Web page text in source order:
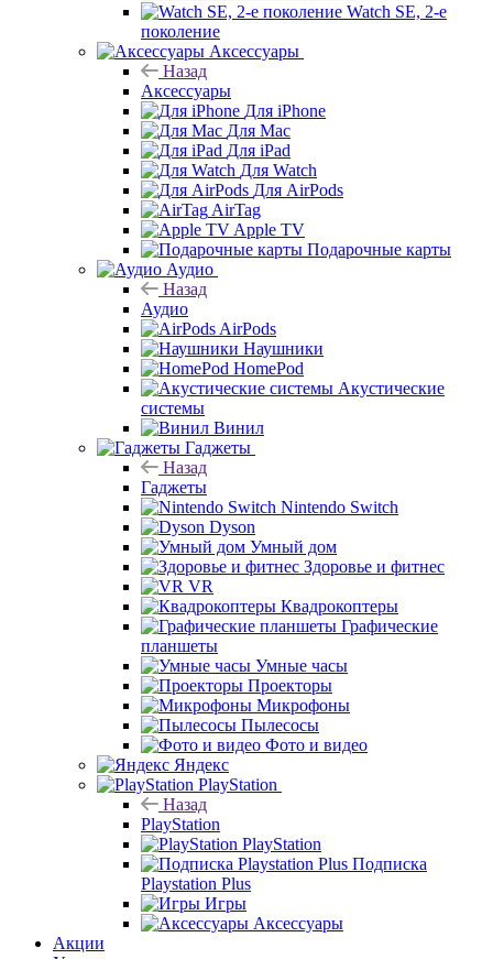
Watch SE, 2-е
поколение
Аксессуары
Назад
Аксессуары
Для iPhone
Для Mac
Для iPad
Для Watch
Для AirPods
AirTag
Apple TV
Подарочные карты
Аудио
Назад
Аудио
AirPods
Наушники
HomePod
Акустические
системы
Винил
Гаджеты
Назад
Гаджеты
Nintendo Switch
Dyson
Умный дом
Здоровье и фитнес
VR
Квадрокоптеры
Графические
планшеты
Умные часы
Проекторы
Микрофоны
Пылесосы
Фото и видео
Яндекс
PlayStation
Назад
PlayStation
PlayStation
Подписка
Playstation Plus
Игры
Аксессуары
Акции